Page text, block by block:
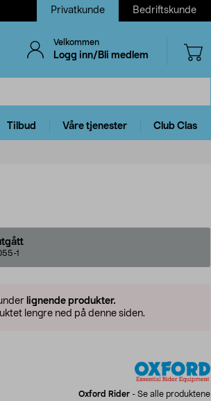
Privatkunde Bedriftskunde
Velkommen
Logg inn/Bli medlem
Tilbud Våre tjenester Club Clas
1
lignende produkter.
lengre ned på denne siden.
Oxford Rider - Se alle produktene